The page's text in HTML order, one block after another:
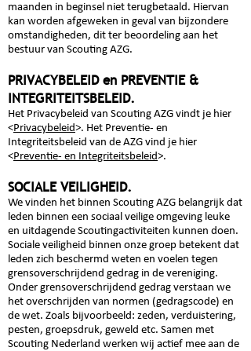
maanden in beginsel niet terugbetaald. Hiervan
kan worden afgeweken in geval van bijzondere
omstandigheden, dit ter beoordeling aan het
bestuur van Scouting AZG.
PRIVACYBELEID en PREVENTIE &
INTEGRITEITSBELEID.
Het Privacybeleid van Scouting AZG vindt je hier
<Privacybeleid>. Het Preventie- en
Integriteitsbeleid van de AZG vind je hier
<Preventie- en Integriteitsbeleid>.
SOCIALE VEILIGHEID.
We vinden het binnen Scouting AZG belangrijk dat
leden binnen een sociaal veilige omgeving leuke
en uitdagende Scoutingactiviteiten kunnen doen.
Sociale veiligheid binnen onze groep betekent dat
leden zich beschermd weten en voelen tegen
grensoverschrijdend gedrag in de vereniging.
Onder grensoverschrijdend gedrag verstaan we
het overschrijden van normen (gedragscode) en
de wet. Zoals bijvoorbeeld: zeden, verduistering,
pesten, groepsdruk, geweld etc. Samen met
Scouting Nederland werken wij actief mee aan de